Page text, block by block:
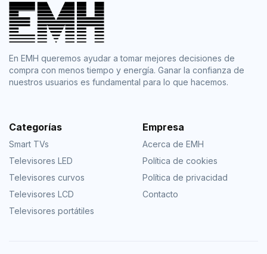
En EMH queremos ayudar a tomar mejores decisiones de
compra con menos tiempo y energía. Ganar la confianza de
nuestros usuarios es fundamental para lo que hacemos.
Categorías
Smart TVs
Televisores LED
Televisores curvos
Televisores LCD
Televisores portátiles
Empresa
Acerca de EMH
Política de cookies
Política de privacidad
Contacto